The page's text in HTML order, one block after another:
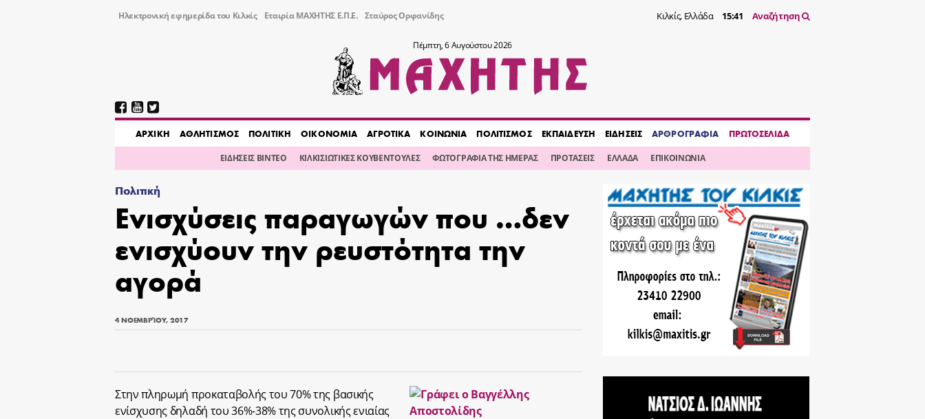
Ηλεκτρονική εφημερίδα του Κιλκίς Εταιρία ΜΑΧΗΤΗΣ Ε.Π.Ε. Σταύρος Ορφανίδης Κιλκίς, Ελλάδα 15:41 Αναζήτηση
Πέμπτη, 6 Αυγούστου 2026
AΡΧΙΚΗ ΑΘΛΗΤΙΣΜΟΣ ΠΟΛΙΤΙΚΗ ΟΙΚΟΝΟΜΙΑ ΑΓΡΟΤΙΚΑ ΚΟΙΝΩΝΙΑ ΠΟΛΙΤΙΣΜΟΣ ΕΚΠΑΙΔΕΥΣΗ ΕΙΔΗΣΕΙΣ ΑΡΘΡΟΓΡΑΦΙΑ ΠΡΩΤΟΣΕΛΙΔΑ
ΕΙΔΗΣΕΙΣ ΒΙΝΤΕΟ ΚΙΛΚΙΣΙΩΤΙΚΕΣ ΚΟΥΒΕΝΤΟΥΛΕΣ ΦΩΤΟΓΡΑΦΙΑ ΤΗΣ ΗΜΕΡΑΣ ΠΡΟΤΑΣΕΙΣ ΕΛΛΑΔΑ ΕΠΙΚΟΙΝΩΝΙΑ
Πολιτική
Ενισχύσεις παραγωγών που …δεν
ενισχύουν την ρευστότητα την
αγορά
4 ΝΟΕΜΒΡΊΟΥ, 2017
Στην πληρωμή προκαταβολής του 70% της βασικής
ενίσχυσης δηλαδή του 36%-38% της συνολικής ενιαίας